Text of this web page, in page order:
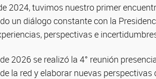
2024, tuvimos nuestro primer
un diálogo constante con la
perspectivas e
2026 se realizó la 4° reunión
la red y elaborar nuevas perspectivas